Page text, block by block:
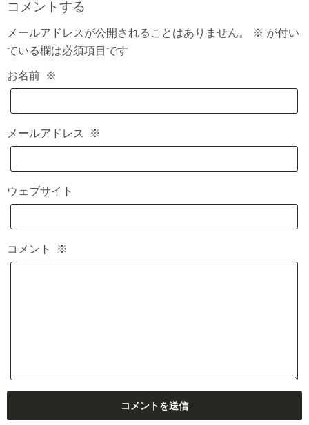
コメントする
メールアドレスが公開されることはありません。 ※ が付い
ている欄は必須項目です
お名前 ※
メールアドレス ※
ウェブサイト
コメント ※